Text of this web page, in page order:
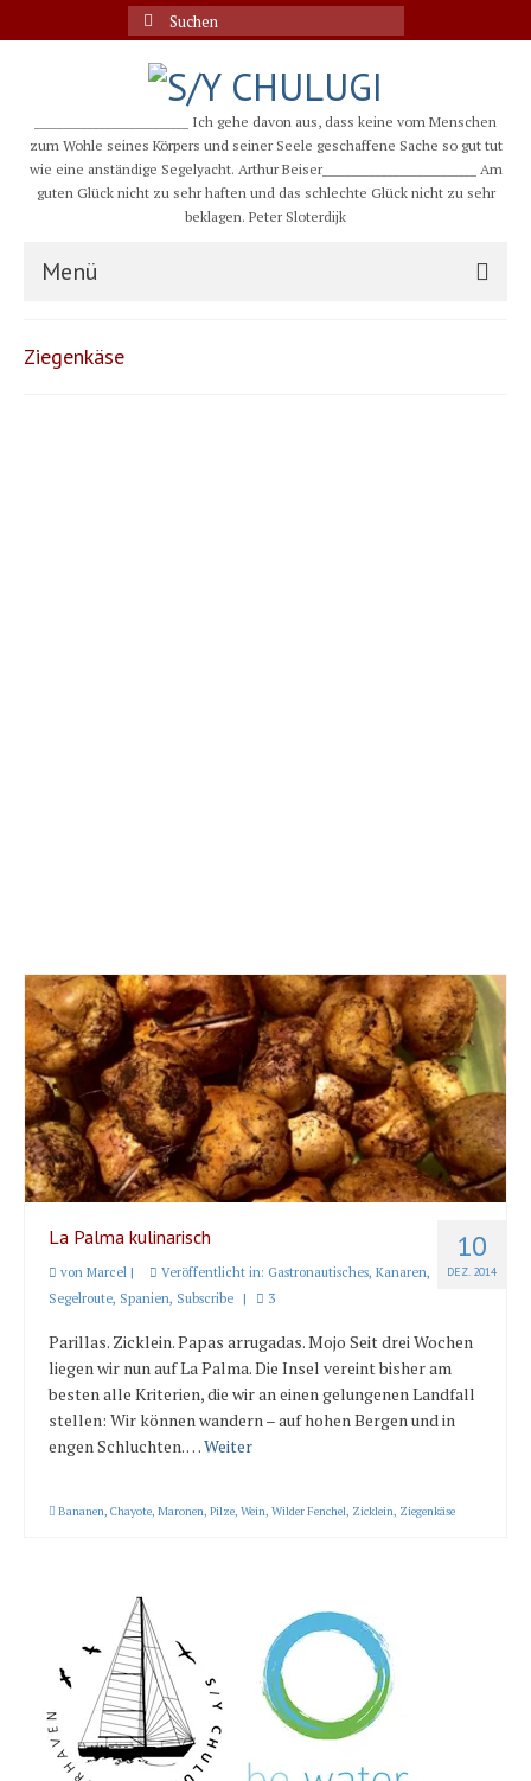
Suche
nach:
__________________________ Ich gehe davon aus, dass keine vom Menschen
zum Wohle seines Körpers und seiner Seele geschaffene Sache so gut tut
wie eine anständige Segelyacht. Arthur Beiser__________________________ Am
guten Glück nicht zu sehr haften und das schlechte Glück nicht zu sehr
beklagen. Peter Sloterdijk
Menü
Ziegenkäse
10
DEZ. 2014
La Palma kulinarisch
von Marcel | Veröffentlicht in: Gastronautisches, Kanaren,
Segelroute, Spanien, Subscribe | 3
Parillas. Zicklein. Papas arrugadas. Mojo Seit drei Wochen
liegen wir nun auf La Palma. Die Insel vereint bisher am
besten alle Kriterien, die wir an einen gelungenen Landfall
stellen: Wir können wandern – auf hohen Bergen und in
engen Schluchten. …Weiter
Bananen, Chayote, Maronen, Pilze, Wein, Wilder Fenchel, Zicklein, Ziegenkäse